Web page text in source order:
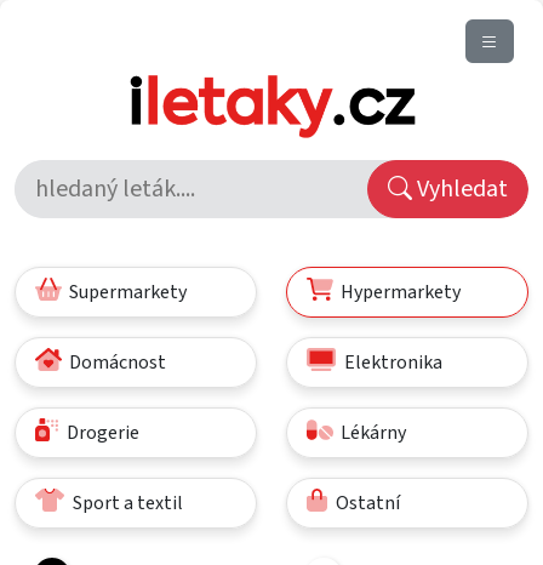
Vyhledat
Supermarkety Hypermarkety
Domácnost Elektronika
Drogerie Lékárny
Sport a textil Ostatní